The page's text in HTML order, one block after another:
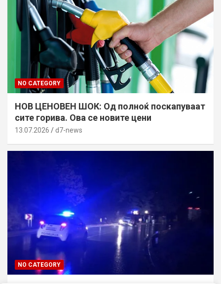
NO CATEGORY
НОВ ЦЕНОВЕН ШОК: Од полноќ поскапуваат
сите горива. Ова се новите цени
13.07.2026 d7-news
NO CATEGORY